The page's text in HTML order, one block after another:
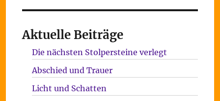
Aktuelle Beiträge
Die nächsten Stolpersteine verlegt
Abschied und Trauer
Licht und Schatten